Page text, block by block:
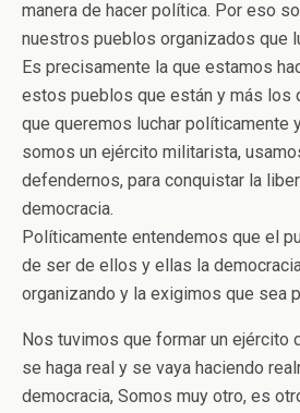
manera de hacer política. Por eso
nuestros pueblos organizados que
Es precisamente la que estamos
estos pueblos que están y más los
que queremos luchar políticamente
somos un ejército militarista,
defendernos, para conquistar la
democracia.
Políticamente entendemos que el
de ser de ellos y ellas la
organizando y la exigimos que sea
Nos tuvimos que formar un ejército
se haga real y se vaya haciendo
democracia, Somos muy otro, es